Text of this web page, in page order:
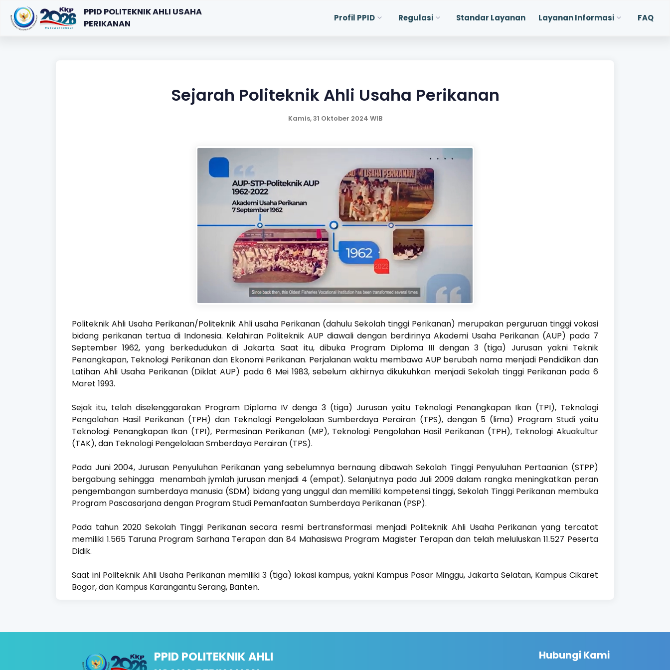
PPID POLITEKNIK AHLI USAHA
PERIKANAN
Profil PPID Regulasi Standar Layanan Layanan Informasi FAQ
Sejarah Politeknik Ahli Usaha Perikanan
Kamis, 31 Oktober 2024 WIB
Politeknik Ahli Usaha Perikanan/Politeknik Ahli usaha Perikanan (dahulu Sekolah tinggi Perikanan) merupakan perguruan tinggi vokasi
bidang perikanan tertua di Indonesia. Kelahiran Politeknik AUP diawali dengan berdirinya Akademi Usaha Perikanan (AUP) pada 7
September 1962, yang berkedudukan di Jakarta. Saat itu, dibuka Program Diploma III dengan 3 (tiga) Jurusan yakni Teknik
Penangkapan, Teknologi Perikanan dan Ekonomi Perikanan. Perjalanan waktu membawa AUP berubah nama menjadi Pendidikan dan
Latihan Ahli Usaha Perikanan (Diklat AUP) pada 6 Mei 1983, sebelum akhirnya dikukuhkan menjadi Sekolah tinggi Perikanan pada 6
Maret 1993.
Sejak itu, telah diselenggarakan Program Diploma IV denga 3 (tiga) Jurusan yaitu Teknologi Penangkapan Ikan (TPI), Teknologi
Pengolahan Hasil Perikanan (TPH) dan Teknologi Pengelolaan Sumberdaya Perairan (TPS), dengan 5 (lima) Program Studi yaitu
Teknologi Penangkapan Ikan (TPI), Permesinan Perikanan (MP), Teknologi Pengolahan Hasil Perikanan (TPH), Teknologi Akuakultur
(TAK), dan Teknologi Pengelolaan Smberdaya Perairan (TPS).
Pada Juni 2004, Jurusan Penyuluhan Perikanan yang sebelumnya bernaung dibawah Sekolah Tinggi Penyuluhan Pertaanian (STPP)
bergabung sehingga menambah jymlah jurusan menjadi 4 (empat). Selanjutnya pada Juli 2009 dalam rangka meningkatkan peran
pengembangan sumberdaya manusia (SDM) bidang yang unggul dan memiliki kompetensi tinggi, Sekolah Tinggi Perikanan membuka
Program Pascasarjana dengan Program Studi Pemanfaatan Sumberdaya Perikanan (PSP).
Pada tahun 2020 Sekolah Tinggi Perikanan secara resmi bertransformasi menjadi Politeknik Ahli Usaha Perikanan yang tercatat
memiliki 1.565 Taruna Program Sarhana Terapan dan 84 Mahasiswa Program Magister Terapan dan telah meluluskan 11.527 Peserta
Didik.
Saat ini Politeknik Ahli Usaha Perikanan memiliki 3 (tiga) lokasi kampus, yakni Kampus Pasar Minggu, Jakarta Selatan, Kampus Cikaret
Bogor, dan Kampus Karangantu Serang, Banten.
PPID POLITEKNIK AHLI
Hubungi Kami